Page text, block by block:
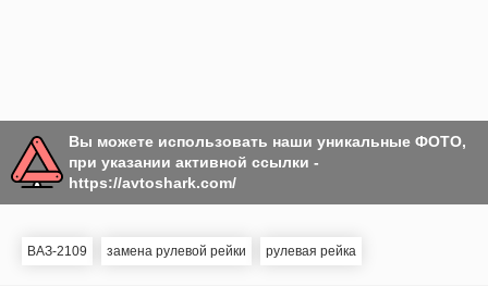
Вы можете использовать наши уникальные ФОТО,
при указании активной ссылки -
https://avtoshark.com/
ВАЗ-2109 замена рулевой рейки рулевая рейка